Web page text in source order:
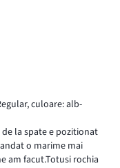
culoare: alb-
la spate e pozitionat
o marime mai
am facut.Totusi rochia